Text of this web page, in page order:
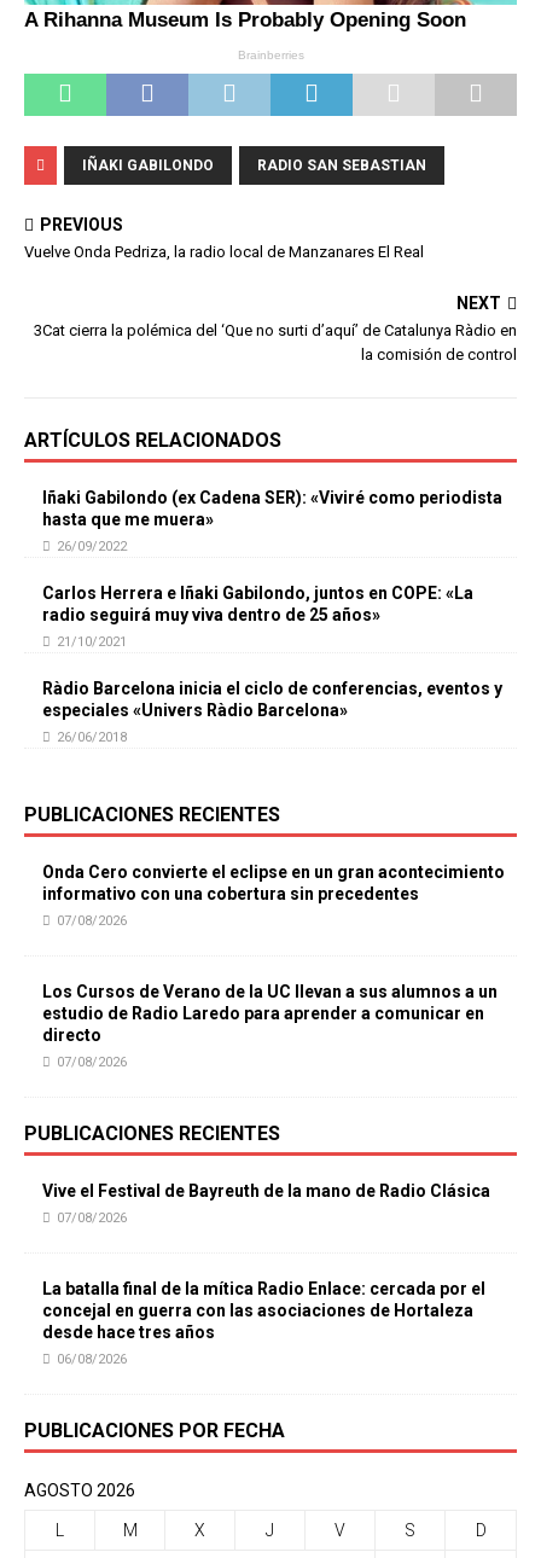
IÑAKI GABILONDO RADIO SAN SEBASTIAN
PREVIOUS
Vuelve Onda Pedriza, la radio local de Manzanares El Real
NEXT
3Cat cierra la polémica del ‘Que no surti d’aquí’ de Catalunya Ràdio en
la comisión de control
ARTÍCULOS RELACIONADOS
Iñaki Gabilondo (ex Cadena SER): «Viviré como periodista
hasta que me muera»
26/09/2022
Carlos Herrera e Iñaki Gabilondo, juntos en COPE: «La
radio seguirá muy viva dentro de 25 años»
21/10/2021
Ràdio Barcelona inicia el ciclo de conferencias, eventos y
especiales «Univers Ràdio Barcelona»
26/06/2018
PUBLICACIONES RECIENTES
Onda Cero convierte el eclipse en un gran acontecimiento
informativo con una cobertura sin precedentes
07/08/2026
Los Cursos de Verano de la UC llevan a sus alumnos a un
estudio de Radio Laredo para aprender a comunicar en
directo
07/08/2026
PUBLICACIONES RECIENTES
Vive el Festival de Bayreuth de la mano de Radio Clásica
07/08/2026
La batalla final de la mítica Radio Enlace: cercada por el
concejal en guerra con las asociaciones de Hortaleza
desde hace tres años
06/08/2026
PUBLICACIONES POR FECHA
AGOSTO 2026
M X J V S D